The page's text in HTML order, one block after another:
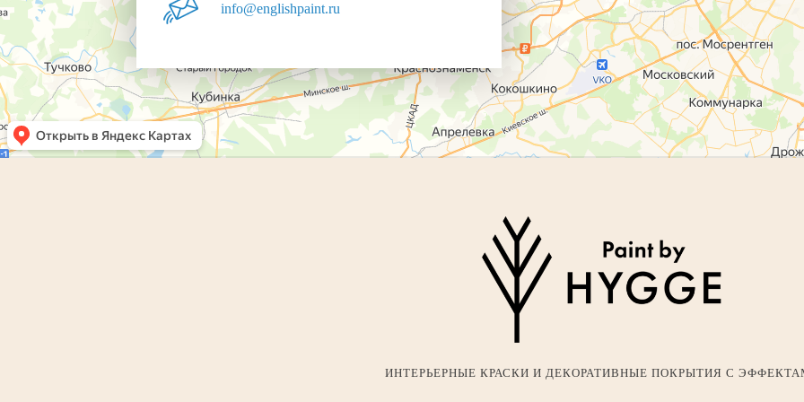
info@englishpaint.ru
ИНТЕРЬЕРНЫЕ КРАСКИ И ДЕКОРАТИВНЫЕ ПОКРЫТИЯ С